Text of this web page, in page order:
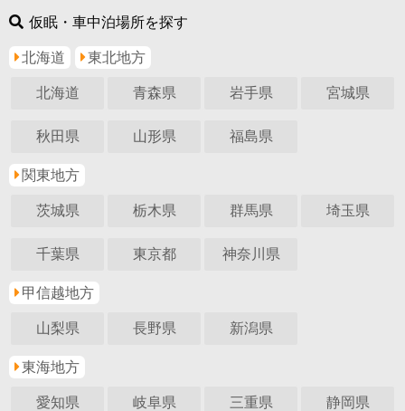
仮眠・車中泊場所を探す
北海道 東北地方
北海道 青森県 岩手県 宮城県
秋田県 山形県 福島県
関東地方
茨城県 栃木県 群馬県 埼玉県
千葉県 東京都 神奈川県
甲信越地方
山梨県 長野県 新潟県
東海地方
愛知県 岐阜県 三重県 静岡県